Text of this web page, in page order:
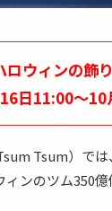
ロウィンの飾
日11:00～
Tsum）で
ンのツム350億